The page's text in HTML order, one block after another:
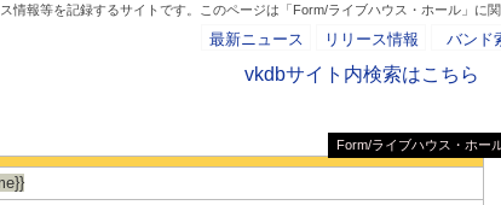
報等を記録するサイトです。このページは「Form/ライブハウス・ホール」に関
最新ニュース リリース情報 バンド
vkdbサイト内検索はこちら
Form/ライブハウス・ホー